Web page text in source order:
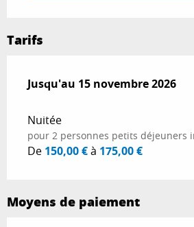
Tarifs
Du9 juin 2026au15 novembre
Jusqu'au 15 novembre 2026
Nuitée
pour 2 personnes petits déjeuners
De 150,00 €à 175,00 €
Moyens de paiement